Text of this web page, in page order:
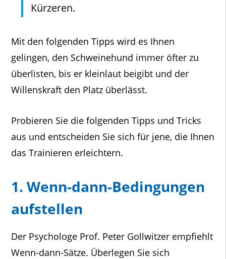
Kürzeren.
Mit den folgenden Tipps wird es Ihnen
gelingen, den Schweinehund immer öfter zu
überlisten, bis er kleinlaut beigibt und der
Willenskraft den Platz überlässt.
Probieren Sie die folgenden Tipps und Tricks
aus und entscheiden Sie sich für jene, die Ihnen
das Trainieren erleichtern.
1. Wenn-dann-Bedingungen
aufstellen
Der Psychologe Prof. Peter Gollwitzer empfiehlt
Wenn-dann-Sätze. Überlegen Sie sich